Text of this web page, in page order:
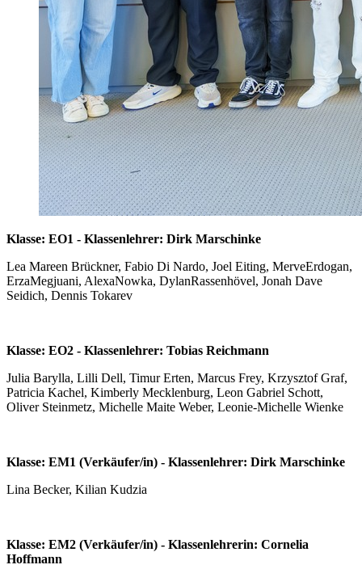
Klasse: EO1 - Klassenlehrer: Dirk Marschinke
Lea Mareen Brückner, Fabio Di Nardo, Joel Eiting, MerveErdogan,
ErzaMegjuani, AlexaNowka, DylanRassenhövel, Jonah Dave
Seidich, Dennis Tokarev
Klasse: EO2 - Klassenlehrer: Tobias Reichmann
Julia Barylla, Lilli Dell, Timur Erten, Marcus Frey, Krzysztof Graf,
Patricia Kachel, Kimberly Mecklenburg, Leon Gabriel Schott,
Oliver Steinmetz, Michelle Maite Weber, Leonie-Michelle Wienke
Klasse: EM1 (Verkäufer/in) - Klassenlehrer: Dirk Marschinke
Lina Becker, Kilian Kudzia
Klasse: EM2 (Verkäufer/in) - Klassenlehrerin: Cornelia
Hoffmann